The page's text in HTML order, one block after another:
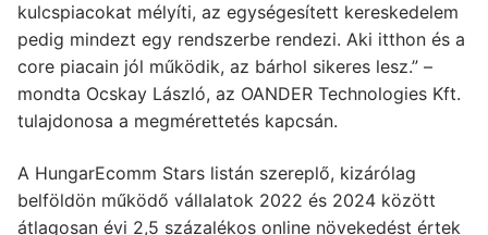
kulcspiacokat mélyíti, az egységesített kereskedelem
pedig mindezt egy rendszerbe rendezi. Aki itthon és a
core piacain jól működik, az bárhol sikeres lesz.” –
mondta Ocskay László, az OANDER Technologies Kft.
tulajdonosa a megmérettetés kapcsán.
A HungarEcomm Stars listán szereplő, kizárólag
belföldön működő vállalatok 2022 és 2024 között
átlagosan évi 2,5 százalékos online növekedést értek